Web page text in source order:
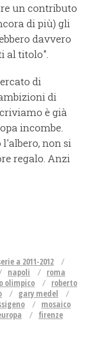
un contributo
di più) gli
davvero
al titolo".
di
di
è già
incombe.
l'albero, non si
regalo. Anzi
a 2011-2012
napoli
roma
olimpico
roberto
gary medel
mosaico
firenze